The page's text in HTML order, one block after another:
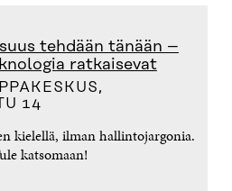
tehdään tänään –
ratkaisevat
14
kielellä, ilman hallintojargonia.
katsomaan!